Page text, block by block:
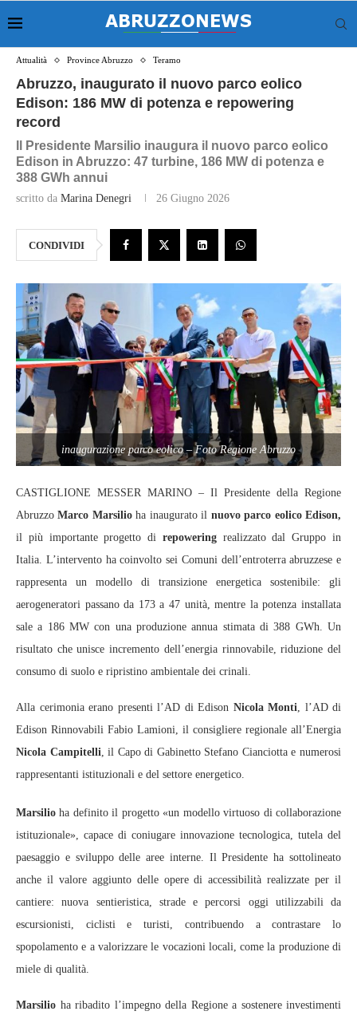
Attualità Province Abruzzo Teramo
Abruzzo, inaugurato il nuovo parco eolico
Edison: 186 MW di potenza e repowering
record
Il Presidente Marsilio inaugura il nuovo parco eolico
Edison in Abruzzo: 47 turbine, 186 MW di potenza e
388 GWh annui
scritto da Marina Denegri 26 Giugno 2026
CONDIVIDI
inaugurazione parco eolico – Foto Regione Abruzzo
CASTIGLIONE MESSER MARINO – Il Presidente della Regione
Abruzzo Marco Marsilioha inaugurato il nuovo parco eolico Edison,
il più importante progetto di repoweringrealizzato dal Gruppo in
Italia. L’intervento ha coinvolto sei Comuni dell’entroterra abruzzese e
rappresenta un modello di transizione energetica sostenibile: gli
aerogeneratori passano da 173 a 47 unità, mentre la potenza installata
sale a 186 MW con una produzione annua stimata di 388 GWh. Un
risultato che unisce incremento dell’energia rinnovabile, riduzione del
consumo di suolo e ripristino ambientale dei crinali.
Alla cerimonia erano presenti l’AD di Edison Nicola Monti, l’AD di
Edison Rinnovabili Fabio Lamioni, il consigliere regionale all’Energia
Nicola Campitelli, il Capo di Gabinetto Stefano Cianciotta e numerosi
rappresentanti istituzionali e del settore energetico.
Marsilio ha definito il progetto «un modello virtuoso di collaborazione
istituzionale», capace di coniugare innovazione tecnologica, tutela del
paesaggio e sviluppo delle aree interne. Il Presidente ha sottolineato
anche il valore aggiunto delle opere di accessibilità realizzate per il
cantiere: nuova sentieristica, strade e percorsi oggi utilizzabili da
escursionisti, ciclisti e turisti, contribuendo a contrastare lo
spopolamento e a valorizzare le vocazioni locali, come la produzione di
miele di qualità.
Marsilio ha ribadito l’impegno della Regione a sostenere investimenti